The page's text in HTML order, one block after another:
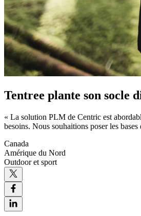
Tentree plante son socle
« La solution PLM de Centric est
besoins. Nous souhaitions poser les
Canada
Amérique du Nord
Outdoor et sport